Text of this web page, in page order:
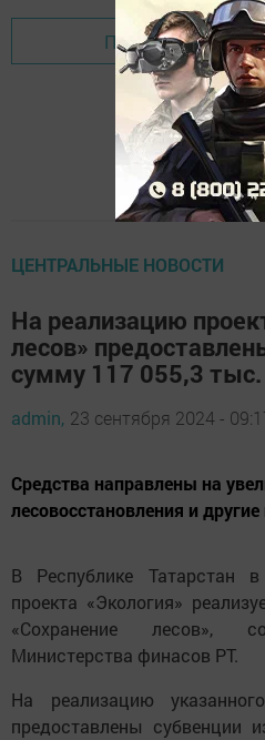
Перейти на
ЦЕНТРАЛЬНЫЕ НОВОСТИ
На реализацию
лесов»
сумму 117 055,3 тыс.
admin, 23 сентября 2024 -
Средства направлены на
лесовосстановления и
В Республике Татарстан
проекта «Экология»
«Сохранение лесов»,
Министерства финасов РТ.
На реализацию
предоставлены субвенции